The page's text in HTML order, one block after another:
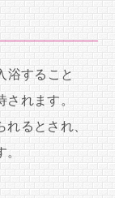
浴すること
れます。
るとされ、